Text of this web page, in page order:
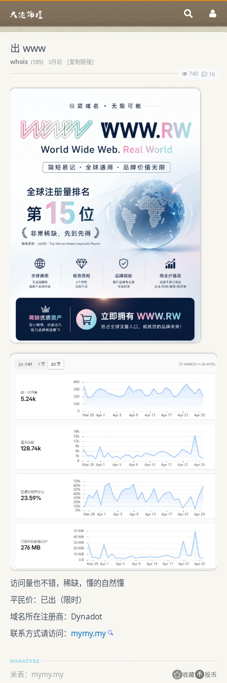
出 www
whois (185) 3月前
[复制链接]
740
16
访问量也不错，稀缺，懂的自然懂
平民价：已出（限时）
域名所在注册商：Dynadot
联系方式请访问： mymy.my
米表：mymy.my 收藏 投币